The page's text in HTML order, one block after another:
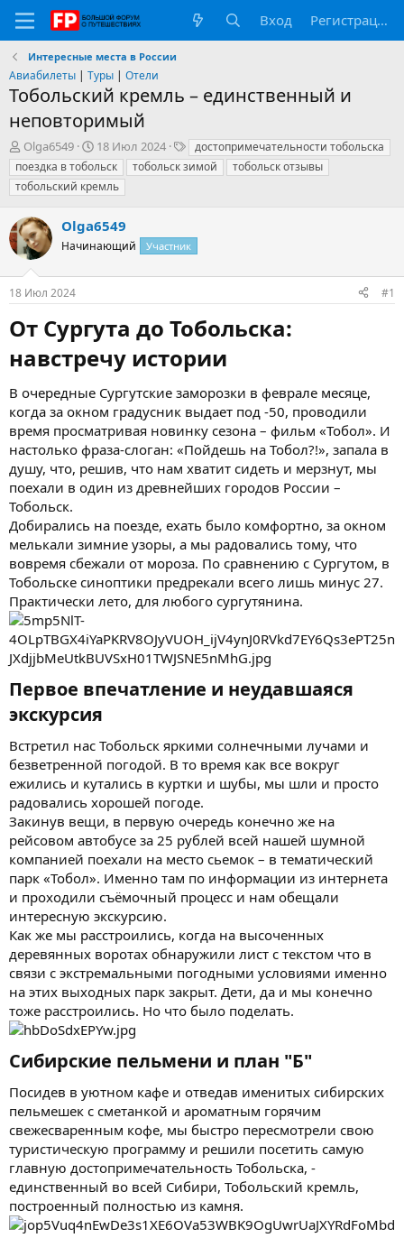
Вход Регистрация
Интересные места в России
Авиабилеты | Туры | Отели
Тобольский кремль – единственный и
неповторимый
А
в
т
о
т
е
м
ы
Olga6549
Д
а
т
а
а
ч
л
18 Июл 2024
Т
е
г
достопримечательности тобольска
поездка в тобольск
тобольск зимой
тобольск отзывы
тобольский кремль
Olga6549
Начинающий Участник
18 Июл 2024 #1
От Сургута до Тобольска:
навстречу истории​
В очередные Сургутские заморозки в феврале месяце,
когда за окном градусник выдает под -50, проводили
время просматривая новинку сезона – фильм «Тобол». И
настолько фраза-слоган: «Пойдешь на Тобол?!», запала в
душу, что, решив, что нам хватит сидеть и мерзнут, мы
поехали в один из древнейших городов России –
Тобольск.
Добирались на поезде, ехать было комфортно, за окном
мелькали зимние узоры, а мы радовались тому, что
вовремя сбежали от мороза. По сравнению с Сургутом, в
Тобольске синоптики предрекали всего лишь минус 27.
Практически лето, для любого сургутянина.
Первое впечатление и неудавшаяся
экскурсия​
Встретил нас Тобольск яркими солнечными лучами и
безветренной погодой. В то время как все вокруг
ежились и кутались в куртки и шубы, мы шли и просто
радовались хорошей погоде.
Закинув вещи, в первую очередь конечно же на
рейсовом автобусе за 25 рублей всей нашей шумной
компанией поехали на место сьемок – в тематический
парк «Тобол». Именно там по информации из интернета
и проходили съёмочный процесс и нам обещали
интересную экскурсию.
Как же мы расстроились, когда на высоченных
деревянных воротах обнаружили лист с текстом что в
связи с экстремальными погодными условиями именно
на этих выходных парк закрыт. Дети, да и мы конечно
тоже расстроились. Но что было поделать.
Сибирские пельмени и план "Б"​
Посидев в уютном кафе и отведав именитых сибирских
пельмешек с сметанкой и ароматным горячим
свежесваренным кофе, мы быстро пересмотрели свою
туристическую программу и решили посетить самую
главную достопримечательность Тобольска, -
единственный во всей Сибири, Тобольский кремль,
построенный полностью из камня.